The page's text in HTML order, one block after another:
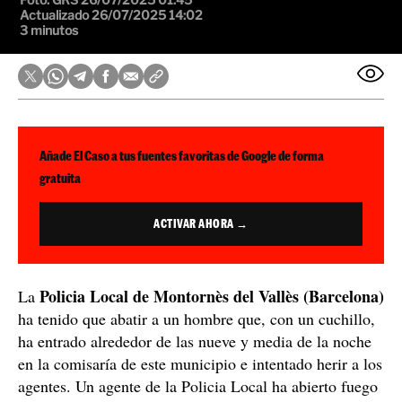
Actualizado 26/07/2025 14:02
3 minutos
Añade El Caso a tus fuentes favoritas de Google de forma
gratuita
ACTIVAR AHORA →
La Policia Local de Montornès del Vallès (Barcelona)
ha tenido que abatir a un hombre que, con un cuchillo,
ha entrado alrededor de las nueve y media de la noche
en la comisaría de este municipio e intentado herir a los
agentes. Un agente de la Policia Local ha abierto fuego